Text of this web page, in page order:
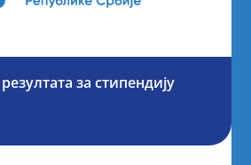
за стипендију